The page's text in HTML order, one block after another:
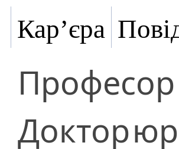
Кар’єра
Професор
Доктор